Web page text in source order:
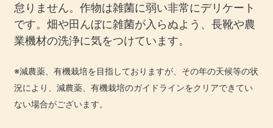
怠りません。作物は雑菌に弱い非常にデリケート
です。畑や田んぼに雑菌が入らぬよう、長靴や農
業機材の洗浄に気をつけています。
※減農薬、有機栽培を目指しておりますが、その年の天候等の状
況により、減農薬、有機栽培のガイドラインをクリアできてい
ない場合がございます。